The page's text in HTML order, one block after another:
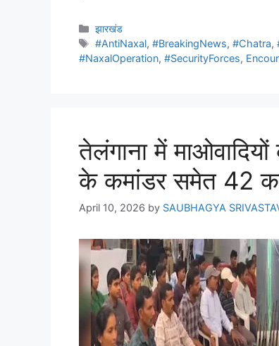
झारखंड
#AntiNaxal,#BreakingNews,#Chatra,
#NaxalOperation, #SecurityForces,
तेलंगाना में
के कमांडर समेत 42
April 10, 2026 by SAUBHAGYA